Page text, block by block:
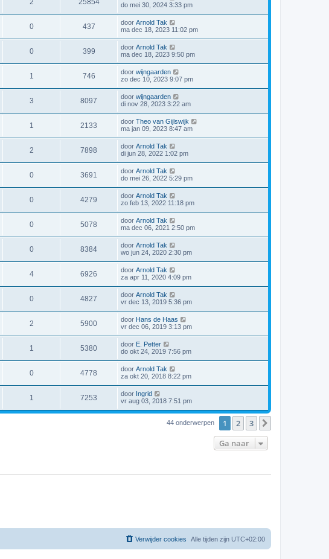
do mei 30, 2024 3:33 pm
0 437 door Arnold Tak
ma dec 18, 2023 11:02 pm
0 399 door Arnold Tak
ma dec 18, 2023 9:50 pm
1 746 door wijngaarden
zo dec 10, 2023 9:07 pm
3 8097 door wijngaarden
di nov 28, 2023 3:22 am
1 2133 door Theo van Gijlswijk
ma jan 09, 2023 8:47 am
2 7898 door Arnold Tak
di jun 28, 2022 1:02 pm
0 3691 door Arnold Tak
do mei 26, 2022 5:29 pm
0 4279 door Arnold Tak
zo feb 13, 2022 11:18 pm
0 5078 door Arnold Tak
ma dec 06, 2021 2:50 pm
0 8384 door Arnold Tak
wo jun 24, 2020 2:30 pm
4 6926 door Arnold Tak
za apr 11, 2020 4:09 pm
0 4827 door Arnold Tak
vr dec 13, 2019 5:36 pm
2 5900 door Hans de Haas
vr dec 06, 2019 3:13 pm
1 5380 door E. Petter
do okt 24, 2019 7:56 pm
0 4778 door Arnold Tak
za okt 20, 2018 8:22 pm
1 7253 door Ingrid
vr aug 03, 2018 7:51 pm
44 onderwerpen 1 2 3
Ga naar
Alle tijden zijn UTC+02:00
Verwijder cookies